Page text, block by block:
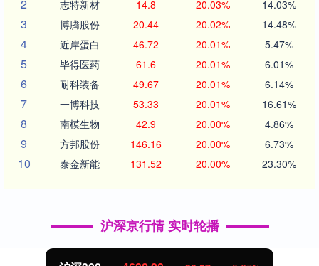
2 志特新材 14.8 20.03% 14.03%
3 博腾股份 20.44 20.02% 14.48%
4 近岸蛋白 46.72 20.01% 5.47%
5 毕得医药 61.6 20.01% 6.01%
6 耐科装备 49.67 20.01% 6.14%
7 一博科技 53.33 20.01% 16.61%
8 南模生物 42.9 20.00% 4.86%
9 方邦股份 146.16 20.00% 6.73%
10 泰金新能 131.52 20.00% 23.30%
沪深京行情 实时轮播